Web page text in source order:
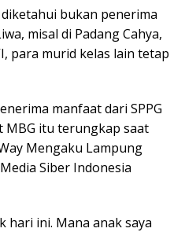
bukan penerima
misal di Padang Cahya,
para murid kelas lain tetap
manfaat dari SPPG
MBG itu terungkap saat
Mengaku Lampung
Siber Indonesia
hari ini. Mana anak saya